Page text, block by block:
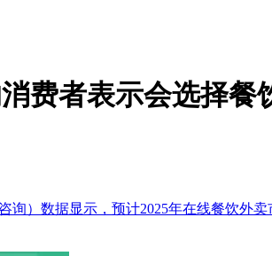
费者表示会选择餐
）数据显示，预计2025年在线餐饮外